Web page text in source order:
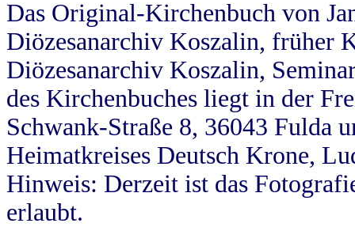
Das Original-Kirchenbuch von
Diözesanarchiv Koszalin, früher
Diözesanarchiv Koszalin,
des Kirchenbuches liegt in der
Schwank-Straße 8, 36043 Fulda
Heimatkreises Deutsch Krone,
Hinweis: Derzeit ist das
erlaubt.